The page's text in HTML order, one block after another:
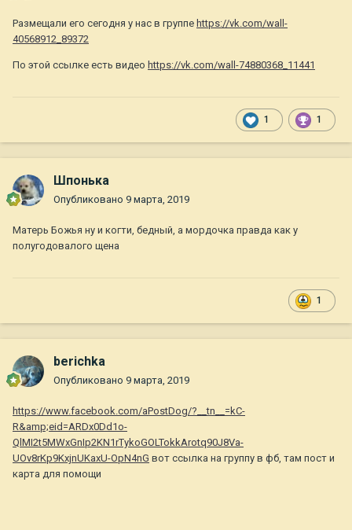
Размещали его сегодня у нас в группе https://vk.com/wall-
40568912_89372
По этой ссылке есть видео https://vk.com/wall-74880368_11441
1 1
Шпонька
Опубликовано 9 марта, 2019
Матерь Божья ну и когти, бедный, а мордочка правда как у
полугодовалого щена
1
berichka
Опубликовано 9 марта, 2019
https://www.facebook.com/aPostDog/?__tn__=kC-
R&amp;eid=ARDx0Dd1o-
QlMI2t5MWxGnIp2KN1rTykoGOLTokkArotq90J8Va-
UOv8rKp9KxjnUKaxU-OpN4nG вот ссылка на группу в фб, там пост и
карта для помощи